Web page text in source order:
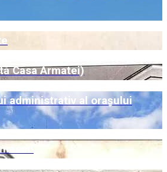
Casa Armatei)
administrativ al orașului